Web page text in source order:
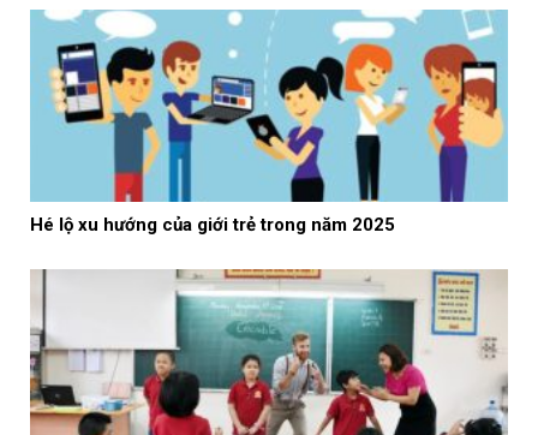
Hé lộ xu hướng của giới trẻ trong năm 2025